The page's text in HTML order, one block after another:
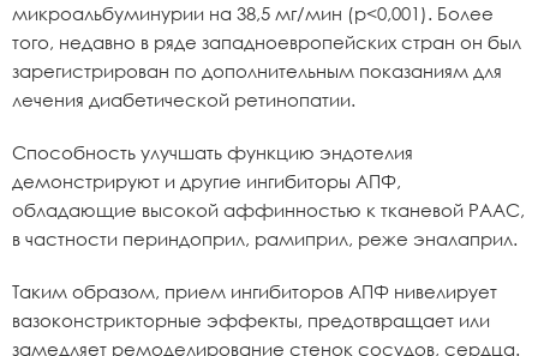
микроальбуминурии на 38,5 мг/мин (p<0,001). Более
того, недавно в ряде западноевропейских стран он был
зарегистрирован по дополнительным показаниям для
лечения диабетической ретинопатии.
Способность улучшать функцию эндотелия
демонстрируют и другие ингибиторы АПФ,
обладающие высокой аффинностью к тканевой РААС,
в частности периндоприл, рамиприл, реже эналаприл.
Таким образом, прием ингибиторов АПФ нивелирует
вазоконстрикторные эффекты, предотвращает или
замедляет ремоделирование стенок сосудов, сердца.